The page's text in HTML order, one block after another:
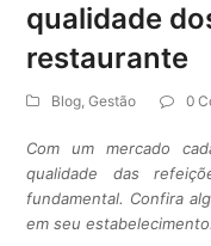
qualidade
restaurante
Blog,Gestão 0
Com um mercado
qualidade das
fundamental. Confira
em seu estabelecimento.